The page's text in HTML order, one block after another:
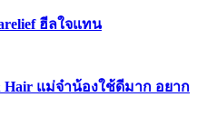
ฮีลใจแทน
Hair แม่จ๋าน้องใช้ดีมาก อยาก